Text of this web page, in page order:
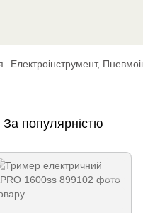
Електроінструмент,
За популярністю